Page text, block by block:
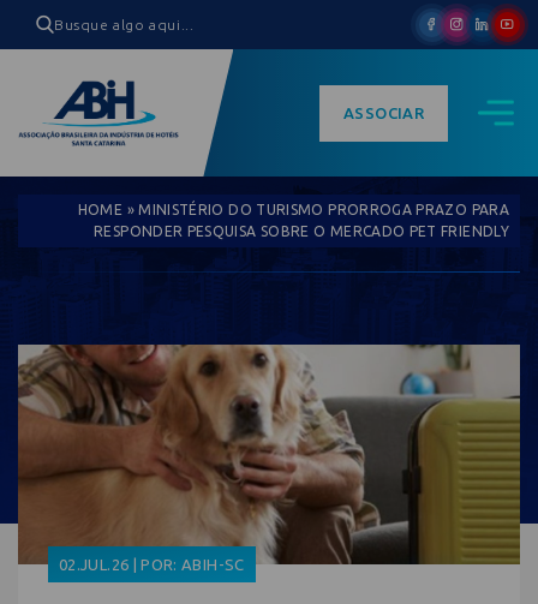
ASSOCIAR
HOME »MINISTÉRIO DO TURISMO PRORROGA PRAZO PARA
RESPONDER PESQUISA SOBRE O MERCADO PET FRIENDLY
02.JUL.26 | POR: ABIH-SC